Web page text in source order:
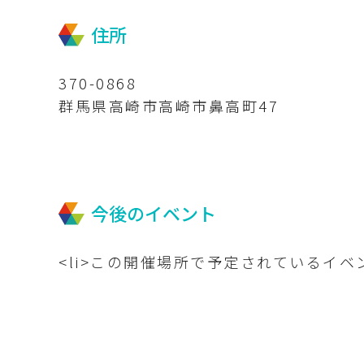
住所
370-0868
群馬県高崎市高崎市鼻高町47
今後のイベント
<li>この開催場所で予定されているイ